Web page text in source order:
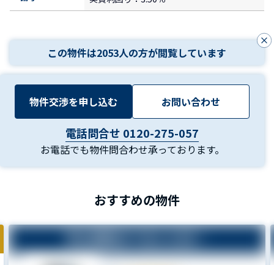
この物件は2053人の方が閲覧しています
物件交渉を申し込む お問い合わせ
電話問合せ 0120-275-057
お電話でも物件問合わせ承っております。
おすすめの物件
申込期限まであと22日！